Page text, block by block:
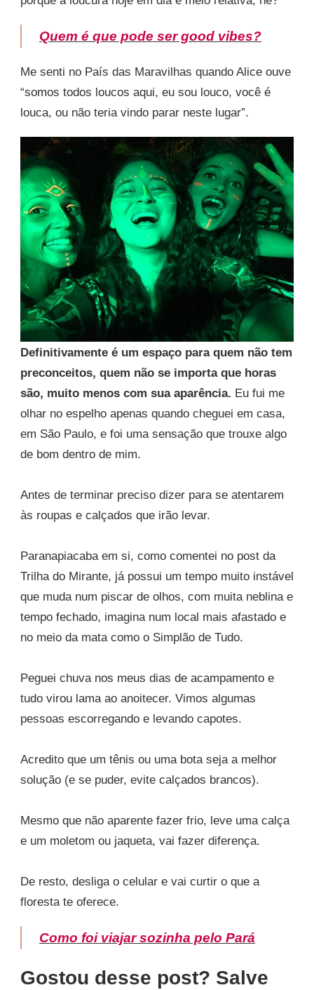
Quem é que pode ser good vibes?
Me senti no País das Maravilhas quando Alice ouve
“somos todos loucos aqui, eu sou louco, você é
louca, ou não teria vindo parar neste lugar”.
Definitivamente é um espaço para quem não tem
preconceitos, quem não se importa que horas
são, muito menos com sua aparência. Eu fui me
olhar no espelho apenas quando cheguei em casa,
em São Paulo, e foi uma sensação que trouxe algo
de bom dentro de mim.
Antes de terminar preciso dizer para se atentarem
às roupas e calçados que irão levar.
Paranapiacaba em si, como comentei no post da
Trilha do Mirante, já possui um tempo muito instável
que muda num piscar de olhos, com muita neblina e
tempo fechado, imagina num local mais afastado e
no meio da mata como o Simplão de Tudo.
Peguei chuva nos meus dias de acampamento e
tudo virou lama ao anoitecer. Vimos algumas
pessoas escorregando e levando capotes.
Acredito que um tênis ou uma bota seja a melhor
solução (e se puder, evite calçados brancos).
Mesmo que não aparente fazer frio, leve uma calça
e um moletom ou jaqueta, vai fazer diferença.
De resto, desliga o celular e vai curtir o que a
floresta te oferece.
Como foi viajar sozinha pelo Pará
Gostou desse post? Salve